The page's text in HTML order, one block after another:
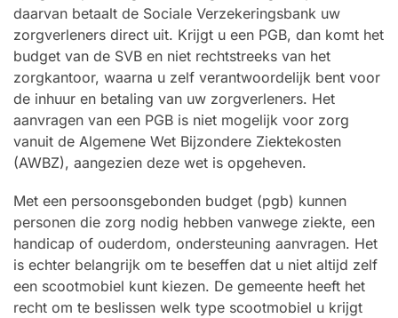
daarvan betaalt de Sociale Verzekeringsbank uw
zorgverleners direct uit. Krijgt u een PGB, dan komt het
budget van de SVB en niet rechtstreeks van het
zorgkantoor, waarna u zelf verantwoordelijk bent voor
de inhuur en betaling van uw zorgverleners. Het
aanvragen van een PGB is niet mogelijk voor zorg
vanuit de Algemene Wet Bijzondere Ziektekosten
(AWBZ), aangezien deze wet is opgeheven.
Met een persoonsgebonden budget (pgb) kunnen
personen die zorg nodig hebben vanwege ziekte, een
handicap of ouderdom, ondersteuning aanvragen. Het
is echter belangrijk om te beseffen dat u niet altijd zelf
een scootmobiel kunt kiezen. De gemeente heeft het
recht om te beslissen welk type scootmobiel u krijgt